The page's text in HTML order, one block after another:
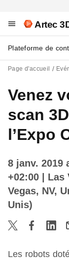
Artec
Plateforme de
Page d'accueil
Venez
scan
l’Expo
8 janv. 2019
+02:00
|
Vegas, NV,
Unis)
Les robots